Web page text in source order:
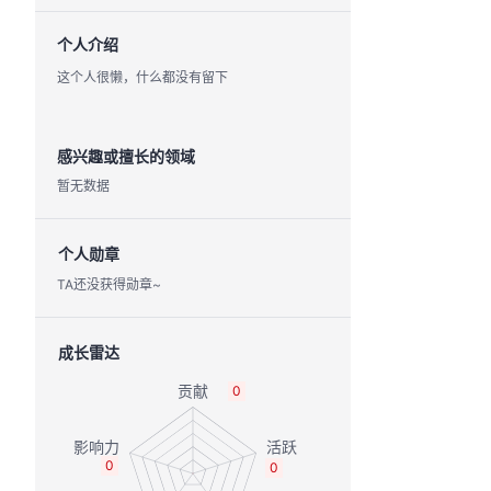
个人介绍
这个人很懒，什么都没有留下
感兴趣或擅长的领域
暂无数据
个人勋章
TA还没获得勋章~
成长雷达
0
0
0